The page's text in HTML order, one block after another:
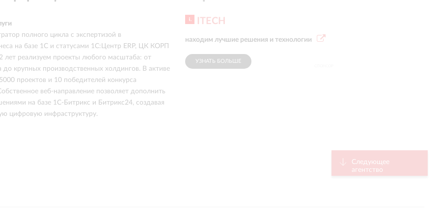
полного цикла с экспертизой в
на базе 1С и статусами 1С:Центр ERP, ЦК КОРП
лет реализуем проекты любого масштаба: от
до крупных производственных холдингов. В активе
проектов и 10 победителей конкурса
веб-направление позволяет дополнить
на базе 1С-Битрикс и Битрикс24, создавая
цифровую инфраструктуру.
проектной управляемости и глубокой
ITECH
находим лучшие решения и технологии
УЗНАТЬ БОЛЬШЕ
Следующее
агентство